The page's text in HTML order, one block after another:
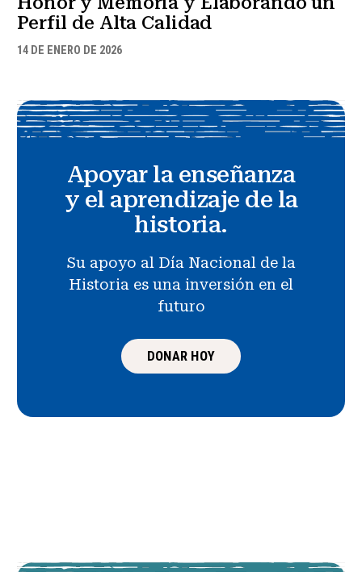
Perfil de Alta Calidad
14 DE ENERO DE 2026
Apoyar la enseñanza
y el aprendizaje de la
historia.
Su apoyo al Día Nacional de la
Historia es una inversión en el
futuro
DONAR HOY